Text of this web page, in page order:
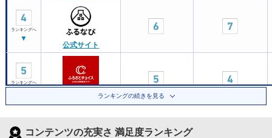
ランキングへ
▼
公式サイト
ランキングへ
公式サイト
ランキングへ Yahoo!ふるさと納税
ランキングの続きを見る
コンテンツの充実さ 満足度ランキング